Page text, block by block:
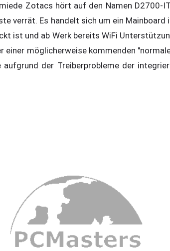
Zotacs hört auf den Namen D2700-
verrät. Es handelt sich um ein
ist und ab Werk bereits WiFi
einer möglicherweise kommenden
aufgrund der Treiberprobleme der